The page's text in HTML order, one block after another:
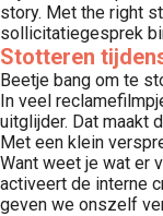
story. Met the right
sollicitatiegesprek
Stotteren
Beetje bang om te
In veel
uitglijder. Dat maakt
Met een klein
Want weet je wat er
activeert de interne
geven we onszelf